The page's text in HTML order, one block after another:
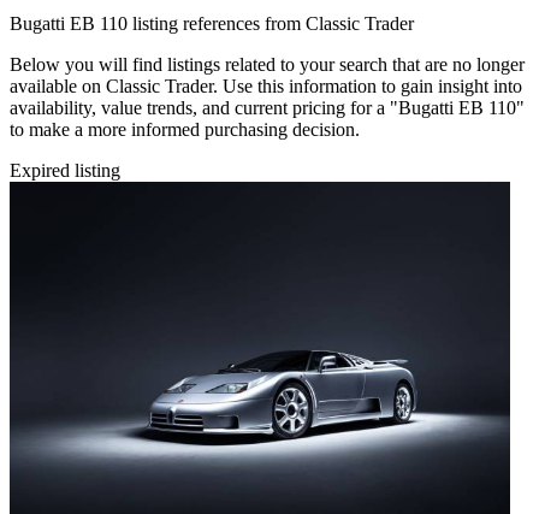
Bugatti EB 110 listing references from Classic Trader
Below you will find listings related to your search that are no longer
available on Classic Trader. Use this information to gain insight into
availability, value trends, and current pricing for a "Bugatti EB 110"
to make a more informed purchasing decision.
Expired listing